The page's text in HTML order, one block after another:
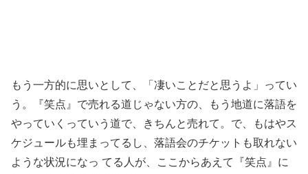
もう一方的に思いとして、「凄いことだと思うよ」ってい
う。『笑点』で売れる道じゃない方の、もう地道に落語を
やっていくっていう道で、きちんと売れて。で、もはやス
ケジュールも埋まってるし、落語会のチケットも取れない
ような状況になっ てる人が、ここからあえて『笑点』に